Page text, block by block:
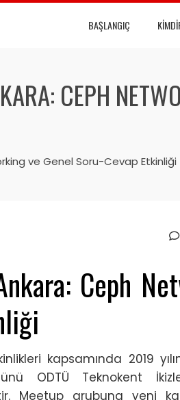
BAŞLANGIÇ
CEPH
ve Genel Soru-Cevap Etkinliği
Ceph
kapsamında 2019
ODTÜ Teknokent
Meetup grubuna yeni